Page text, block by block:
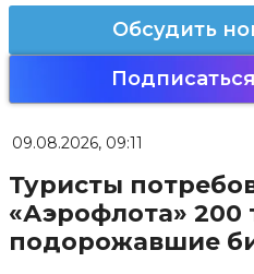
Обсудить
09.08.2026, 09:11
Туристы
«Аэрофлота» 200
подорожавшие